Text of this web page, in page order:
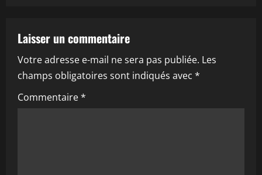
v
i
g
a
Laisser un commentaire
Votre adresse e-mail ne sera pas publiée. Les
champs obligatoires sont indiqués avec *
Commentaire*